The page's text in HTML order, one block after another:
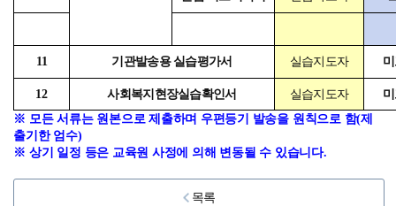
11 기관발송용 실습평가서 실습지도자
12 사회복지현장실습확인서 실습지도자
※ 모든 서류는 원본으로 제출하며 우편등기 발송을 원칙으로 함(제
출기한 엄수)
※ 상기 일정 등은 교육원 사정에 의해 변동될 수 있습니다.
목록